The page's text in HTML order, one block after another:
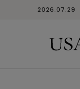
2026.07.29